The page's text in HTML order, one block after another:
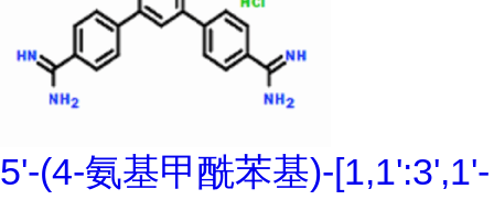
5'-(4-氨基甲酰苯基)-[1,1':3',1'-